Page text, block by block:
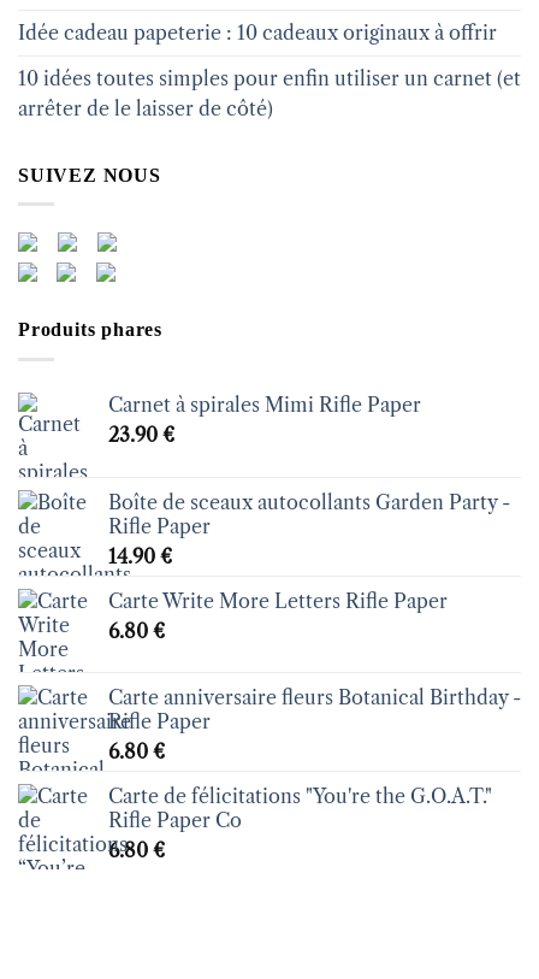
Idée cadeau papeterie : 10 cadeaux originaux à offrir
10 idées toutes simples pour enfin utiliser un carnet (et
arrêter de le laisser de côté)
SUIVEZ NOUS
Produits phares
Carnet à spirales Mimi Rifle Paper
23.90 €
Boîte de sceaux autocollants Garden Party -
Rifle Paper
14.90 €
Carte Write More Letters Rifle Paper
6.80 €
Carte anniversaire fleurs Botanical Birthday -
Rifle Paper
6.80 €
Carte de félicitations "You're the G.O.A.T."
Rifle Paper Co
6.80 €